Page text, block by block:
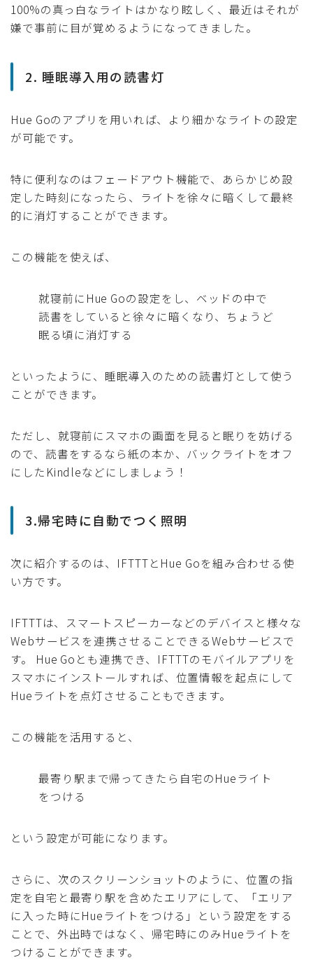
100%の真っ白なライトはかなり眩しく、最近はそれが
嫌で事前に目が覚めるようになってきました。
2. 睡眠導入用の読書灯
Hue Goのアプリを用いれば、より細かなライトの設定
が可能です。
特に便利なのはフェードアウト機能で、あらかじめ設
定した時刻になったら、ライトを徐々に暗くして最終
的に消灯することができます。
この機能を使えば、
就寝前にHue Goの設定をし、ベッドの中で
読書をしていると徐々に暗くなり、ちょうど
眠る頃に消灯する
といったように、睡眠導入のための読書灯として使う
ことができます。
ただし、就寝前にスマホの画面を見ると眠りを妨げる
ので、読書をするなら紙の本か、バックライトをオフ
にしたKindleなどにしましょう！
3.帰宅時に自動でつく照明
次に紹介するのは、IFTTTとHue Goを組み合わせる使
い方です。
IFTTTは、スマートスピーカーなどのデバイスと様々な
Webサービスを連携させることできるWebサービスで
す。 Hue Goとも連携でき、IFTTTのモバイルアプリを
スマホにインストールすれば、位置情報を起点にして
Hueライトを点灯させることもできます。
この機能を活用すると、
最寄り駅まで帰ってきたら自宅のHueライト
をつける
という設定が可能になります。
さらに、次のスクリーンショットのように、位置の指
定を自宅と最寄り駅を含めたエリアにして、「エリア
に入った時にHueライトをつける」という設定をする
ことで、外出時ではなく、帰宅時にのみHueライトを
つけることができます。